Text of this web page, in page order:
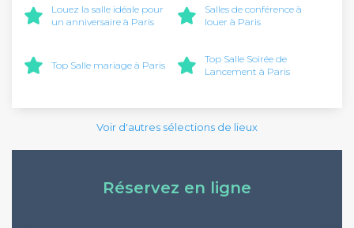
Louez la salle idéale pour
un anniversaire à Paris
Salles de conférence à
louer à Paris
Top Salle mariage à Paris
Top Salle Soirée de
Lancement à Paris
Voir d'autres sélections de lieux
Réservez en ligne